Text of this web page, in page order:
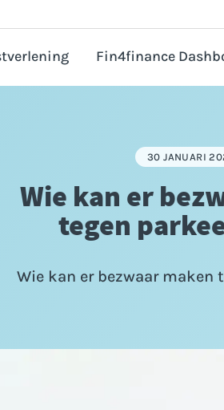
ondernemer
aanvragen
Fin4finance
30 JANUARI
Wie kan er
tegen
Wie kan er bezwaar maken